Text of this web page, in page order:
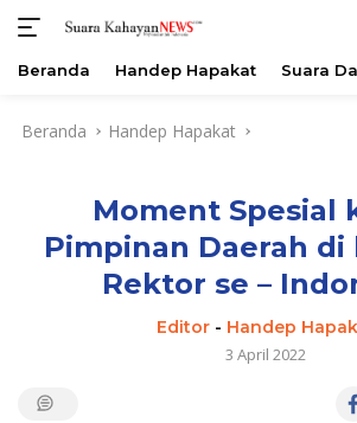
Beranda Handep Hapakat Suara
Beranda Handep Hapakat
Moment Spesial
Pimpinan Daerah di
Rektor se –
Editor- Handep
3 April 2022